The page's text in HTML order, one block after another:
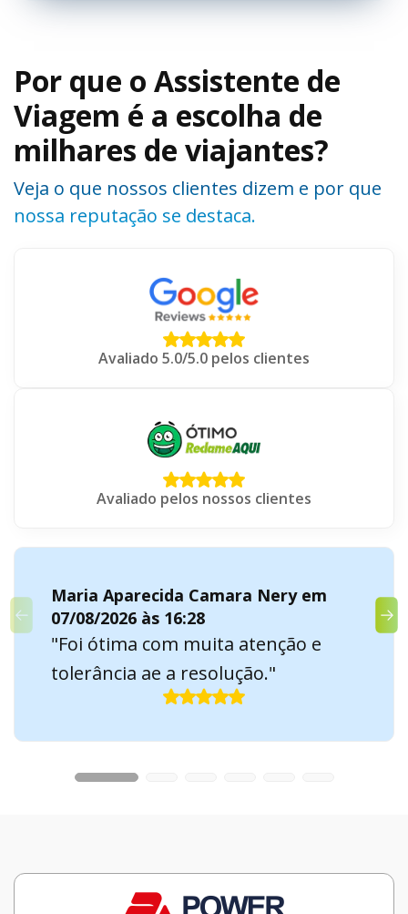
Por que o Assistente de
Viagem é a escolha de
milhares de viajantes?
Veja o que nossos clientes dizem e por que
nossa reputação se destaca.
Avaliado 5.0/5.0 pelos clientes
Avaliado pelos nossos clientes
Maria Aparecida Camara Nery em
07/08/2026 às 16:28
"Foi ótima com muita atenção e
tolerância ae a resolução."